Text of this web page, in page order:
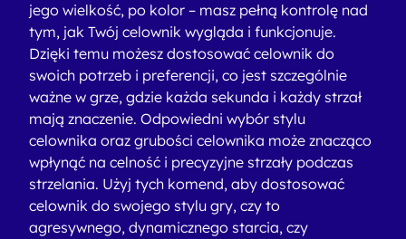
jego wielkość, po kolor – masz pełną kontrolę nad
tym, jak Twój celownik wygląda i funkcjonuje.
Dzięki temu możesz dostosować celownik do
swoich potrzeb i preferencji, co jest szczególnie
ważne w grze, gdzie każda sekunda i każdy strzał
mają znaczenie.Odpowiedni wybór stylu
celownika oraz grubości celownika może znacząco
wpłynąć na celność i precyzyjne strzały podczas
strzelania. Użyj tych komend, aby dostosować
celownik do swojego stylu gry, czy to
agresywnego, dynamicznego starcia, czy